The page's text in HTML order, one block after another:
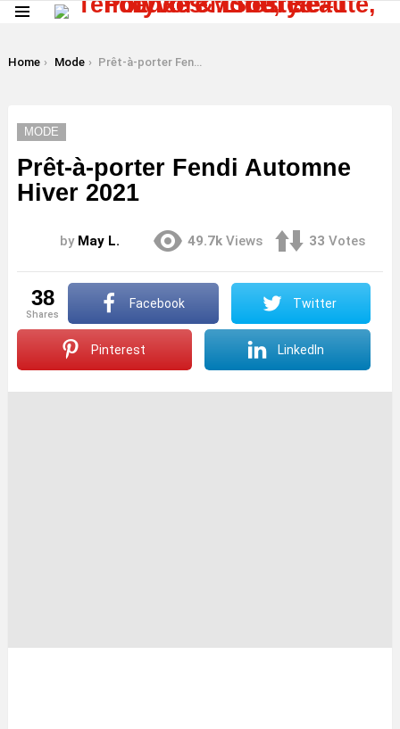
You are here:
Home Mode Prêt-à-porter Fendi Automne Hiver 2021
MODE
Prêt-à-porter Fendi Automne
Hiver 2021
by May L. 49.7k Views 33 Votes
38
shares
Facebook Twitter
Pinterest LinkedIn